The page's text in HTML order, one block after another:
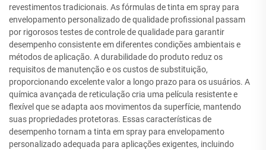
revestimentos tradicionais. As fórmulas de tinta em spray para
envelopamento personalizado de qualidade profissional passam
por rigorosos testes de controle de qualidade para garantir
desempenho consistente em diferentes condições ambientais e
métodos de aplicação. A durabilidade do produto reduz os
requisitos de manutenção e os custos de substituição,
proporcionando excelente valor a longo prazo para os usuários. A
química avançada de reticulação cria uma película resistente e
flexível que se adapta aos movimentos da superfície, mantendo
suas propriedades protetoras. Essas características de
desempenho tornam a tinta em spray para envelopamento
personalizado adequada para aplicações exigentes, incluindo